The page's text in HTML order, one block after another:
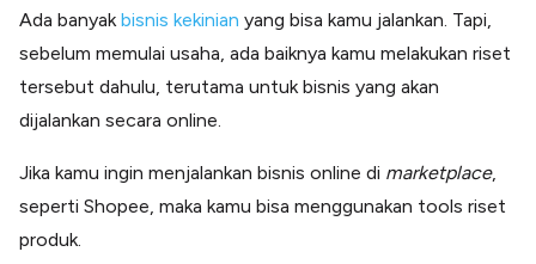
Software Akuntansi
Pencatatan Laporan Keuangan Gratis
Integrasi Accurate
Integrasi Paper dengan Accurate
Ada banyak bisnis kekinian yang bisa kamu jalankan. Tapi,
sebelum memulai usaha, ada baiknya kamu melakukan riset
tersebut dahulu, terutama untuk bisnis yang akan
dijalankan secara online.
Jika kamu ingin menjalankan bisnis online di marketplace,
seperti Shopee, maka kamu bisa menggunakan tools riset
produk.